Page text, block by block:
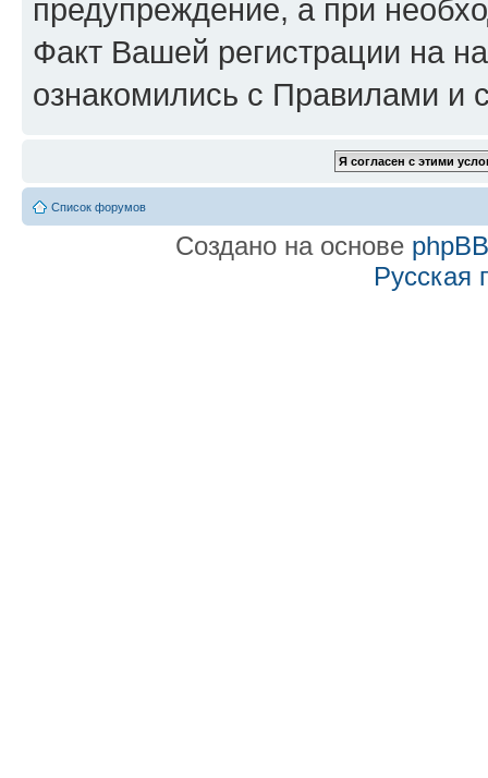
предупреждение, а при
Факт Вашей регистрации на
ознакомились с Правилами и
Список форумов
Создано на основе phpBB
Русская